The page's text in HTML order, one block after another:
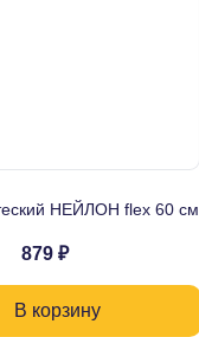
НЕЙЛОН flex 60 см
879 ₽
В корзину